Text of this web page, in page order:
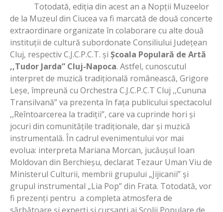
Totodată, ediția din acest an a Nopții Muzeelor
de la Muzeul din Ciucea va fi marcată de două concerte
extraordinare organizate în colaborare cu alte două
instituții de cultură subordonate Consiliului Județean
Cluj, respectiv C.J.C.P.C.T. și Școala Populară de Artă
,,Tudor Jarda” Cluj-Napoca. Astfel, cunoscutul
interpret de muzică tradițională românească, Grigore
Leșe, împreună cu Orchestra C.J.C.P.C.T Cluj ,,Cununa
Transilvană” va prezenta în fața publicului spectacolul
,,Reîntoarcerea la tradiții”, care va cuprinde hori și
jocuri din comunitățile tradiționale, dar și muzică
instrumentală. În cadrul evenimentului vor mai
evolua: interpreta Mariana Morcan, jucăușul Ioan
Moldovan din Berchieșu, declarat Tezaur Uman Viu de
Ministerul Culturii, membrii grupului „Jijicanii” și
grupul instrumental „Lia Pop” din Frata. Totodată, vor
fi prezenți pentru a completa atmosfera de